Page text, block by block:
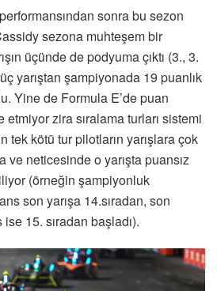
sonra bu sezon
sezona muhteşem bir
üçünde de podyuma çıktı (3., 3.
yarıştan şampiyonada 19 puanlık
Yine de Formula E’de puan
etmiyor zira sıralama turları sistemi
tek kötü tur pilotların yarışlara çok
ve neticesinde o yarışta puansız
(örneğin şampiyonluk
son yarışa 14.sıradan, son
15. sıradan başladı).